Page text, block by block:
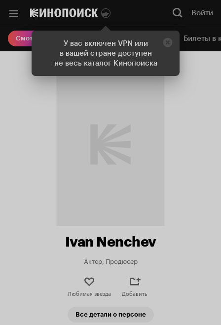
У вас включен VPN или
в вашей стране доступен
не весь каталог Кинопоиска
Войти
Смотреть кино Онлайн-кинотеатр Билеты в
Ivan Nenchev
Актер, Продюсер
Любимая звезда Добавить
Все детали о персоне